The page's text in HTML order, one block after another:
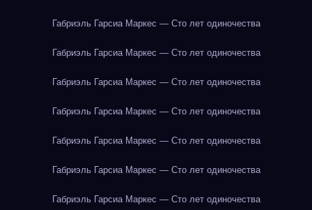
Габриэль Гарсиа Маркес — Сто лет одиночества
Габриэль Гарсиа Маркес — Сто лет одиночества
Габриэль Гарсиа Маркес — Сто лет одиночества
Габриэль Гарсиа Маркес — Сто лет одиночества
Габриэль Гарсиа Маркес — Сто лет одиночества
Габриэль Гарсиа Маркес — Сто лет одиночества
Габриэль Гарсиа Маркес — Сто лет одиночества